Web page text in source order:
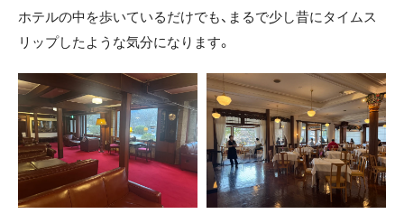
ホテルの中を歩いているだけでも、まるで少し昔にタイムス
リップしたような気分になります。